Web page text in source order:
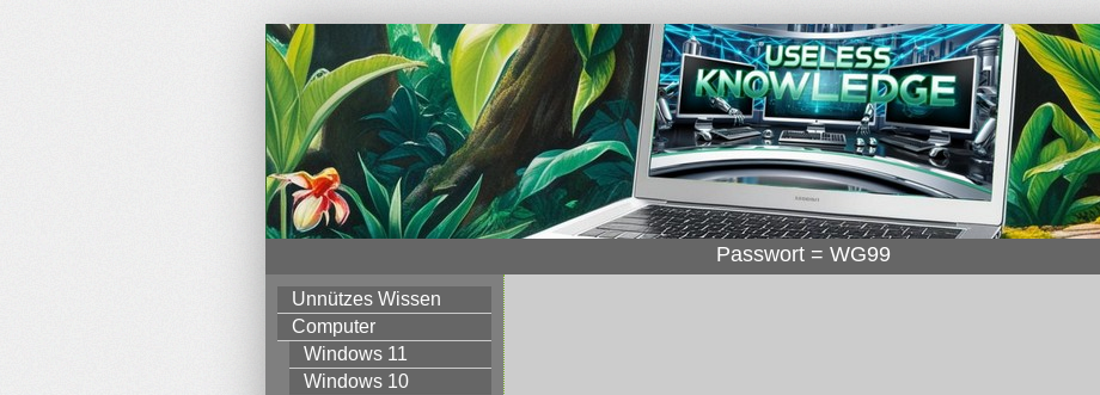
Passwort = WG99
Unnützes Wissen
Computer
Windows 11
Windows 10